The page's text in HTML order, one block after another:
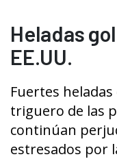
Heladas
EE.UU.
Fuertes
triguero de las
continúan
estresados por